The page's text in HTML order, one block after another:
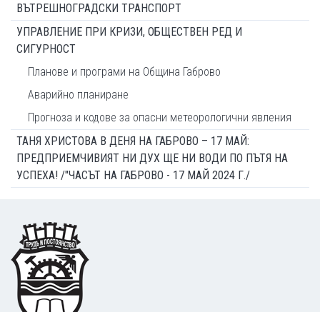
ВЪТРЕШНОГРАДСКИ ТРАНСПОРТ
УПРАВЛЕНИЕ ПРИ КРИЗИ, ОБЩЕСТВЕН РЕД И
СИГУРНОСТ
Планове и програми на Община Габрово
Аварийно планиране
Прогноза и кодове за опасни метеорологични явления
ТАНЯ ХРИСТОВА В ДЕНЯ НА ГАБРОВО – 17 МАЙ:
ПРЕДПРИЕМЧИВИЯТ НИ ДУХ ЩЕ НИ ВОДИ ПО ПЪТЯ НА
УСПЕХА! /"ЧАСЪТ НА ГАБРОВО - 17 МАЙ 2024 Г./
Footer